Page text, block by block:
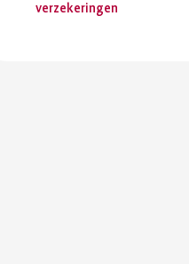
verzekeringen